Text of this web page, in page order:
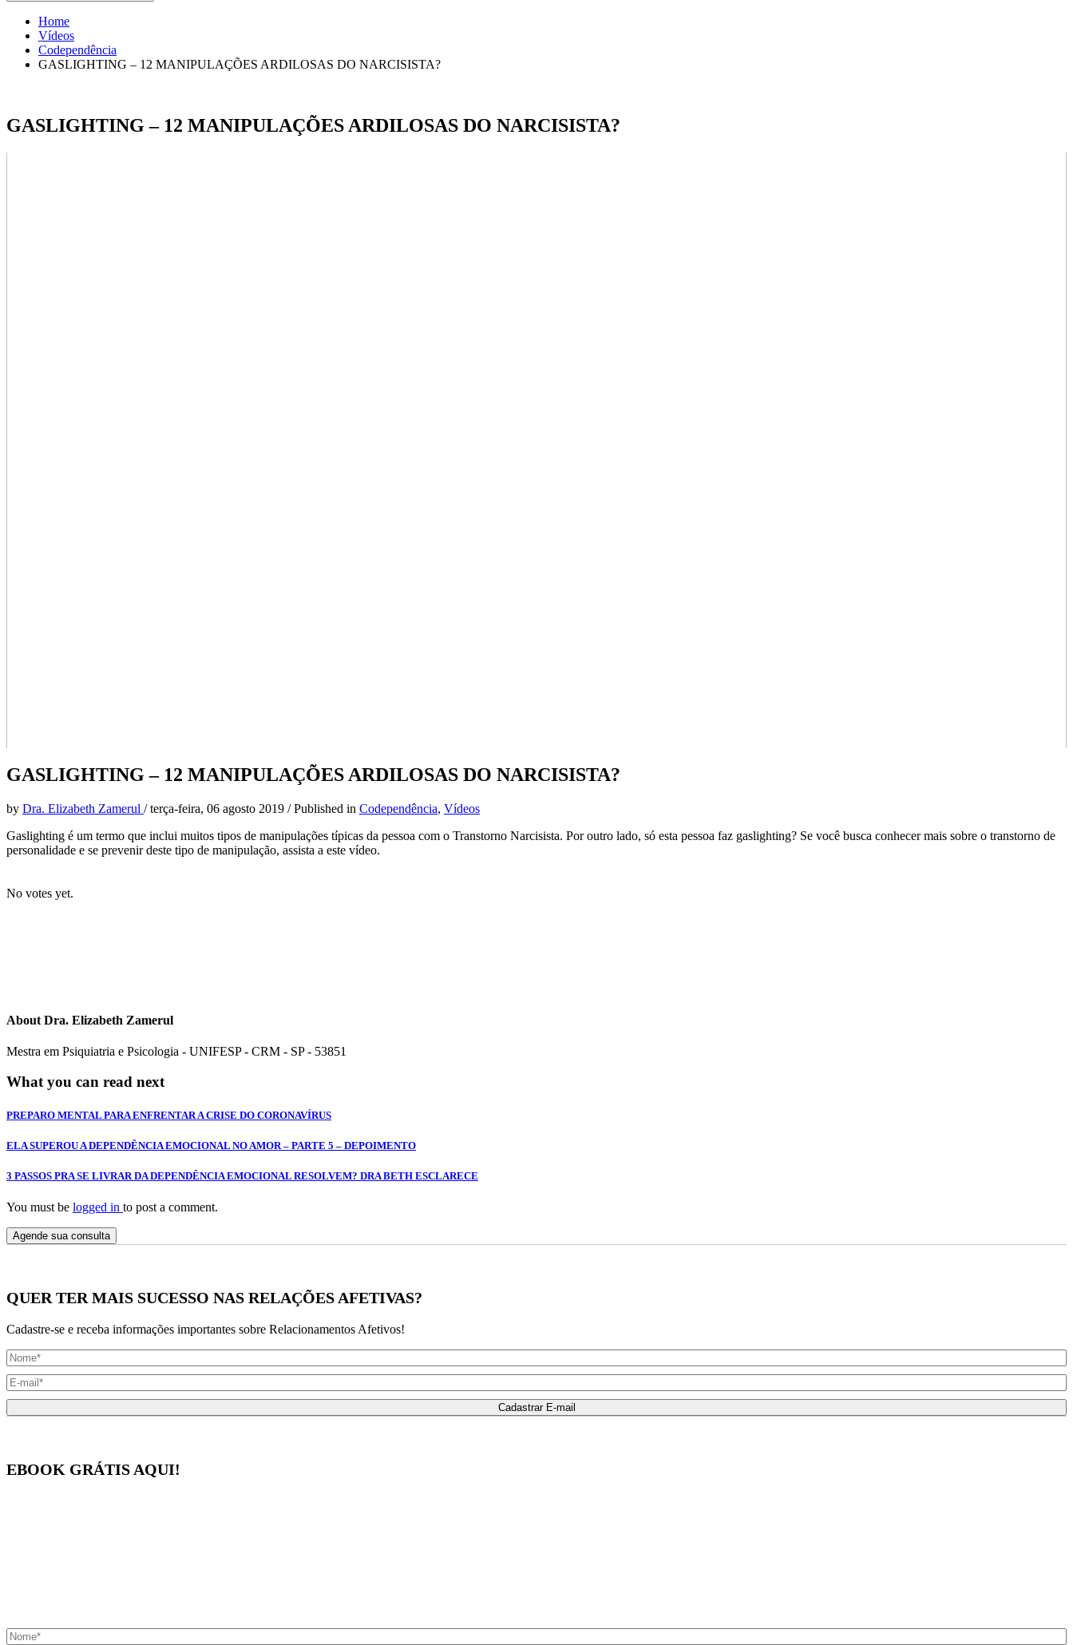
Home
Vídeos
Codependência
GASLIGHTING – 12 MANIPULAÇÕES ARDILOSAS DO NARCISISTA?
GASLIGHTING – 12 MANIPULAÇÕES ARDILOSAS DO NARCISISTA?
GASLIGHTING – 12 MANIPULAÇÕES ARDILOSAS DO NARCISISTA?
by Dra. Elizabeth Zamerul /terça-feira, 06 agosto 2019 /Published in Codependência, Vídeos
Gaslighting é um termo que inclui muitos tipos de manipulações típicas da pessoa com o Transtorno Narcisista. Por outro lado, só esta pessoa faz gaslighting? Se você busca conhecer mais sobre o transtorno de
personalidade e se prevenir deste tipo de manipulação, assista a este vídeo.
No votes yet.
About Dra. Elizabeth Zamerul
Mestra em Psiquiatria e Psicologia - UNIFESP - CRM - SP - 53851
What you can read next
PREPARO MENTAL PARA ENFRENTAR A CRISE DO CORONAVÍRUS
ELA SUPEROU A DEPENDÊNCIA EMOCIONAL NO AMOR – PARTE 5 – DEPOIMENTO
3 PASSOS PRA SE LIVRAR DA DEPENDÊNCIA EMOCIONAL RESOLVEM? DRA BETH ESCLARECE
You must be logged in to post a comment.
Agende sua consulta
QUER TER MAIS SUCESSO NAS RELAÇÕES AFETIVAS?
Cadastre-se e receba informações importantes sobre Relacionamentos Afetivos!
EBOOK GRÁTIS AQUI!